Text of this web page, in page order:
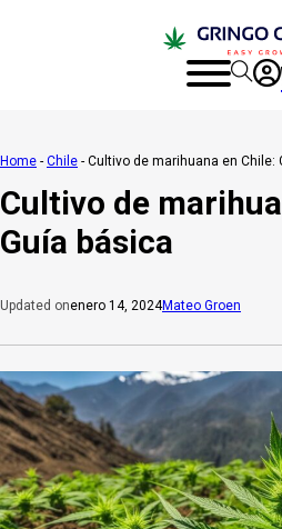
Home - Chile - Cultivo de marihuana en Chile:
Cultivo de
Guía básica
Updated onenero 14, 2024Mateo Groen